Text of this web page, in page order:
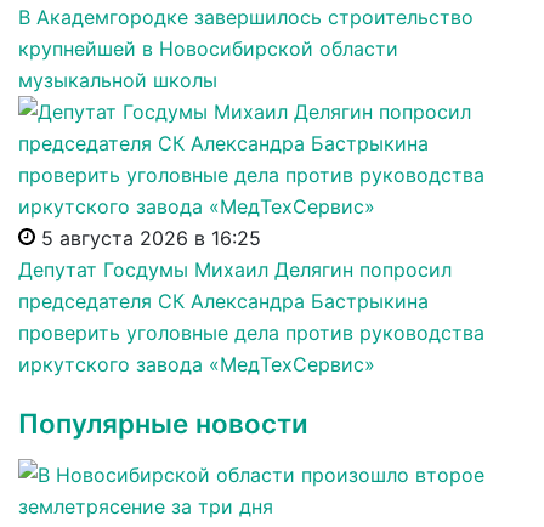
В Академгородке завершилось строительство
крупнейшей в Новосибирской области
музыкальной школы
5 августа 2026 в 16:25
Депутат Госдумы Михаил Делягин попросил
председателя СК Александра Бастрыкина
проверить уголовные дела против руководства
иркутского завода «МедТехСервис»
Популярные новости